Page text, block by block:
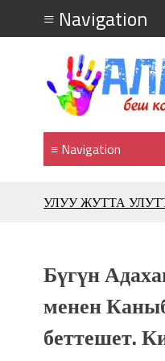
УЛУУ ЖУТТА
фонтанов в Royal
Аида САЛЯНОВА:
союзунун
шайланышым
Бүгүн
менен
беттешет.